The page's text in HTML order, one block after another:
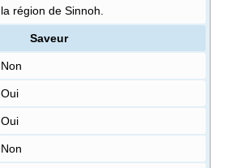
la région de Sinnoh.
Saveur
Non
Oui
Oui
Non